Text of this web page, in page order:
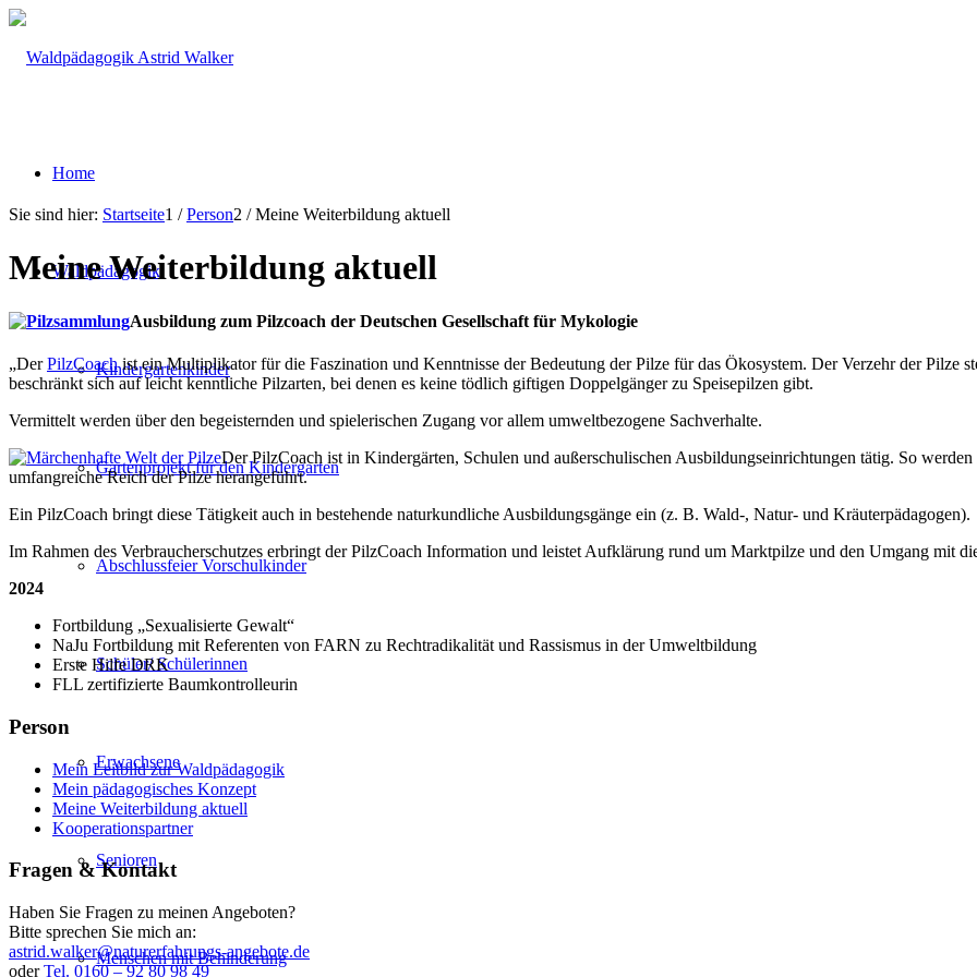
Home
Waldpädagogik
Kindergartenkinder
Gartenprojekt für den Kindergarten
Abschlussfeier Vorschulkinder
Schüler/ Schülerinnen
Erwachsene
Senioren
Menschen mit Behinderung
Sie sind hier: Startseite1 / Person2 / Meine Weiterbildung aktuell
Meine Weiterbildung aktuell
Ausbildung zum Pilzcoach der Deutschen Gesellschaft für Mykologie
„DerPilzCoachist ein Multiplikator für die Faszination und Kenntnisse der Bedeutung der Pilze für das Ökosystem. Der Verzehr der Pilze
beschränkt sich auf leicht kenntliche Pilzarten, bei denen es keine tödlich giftigen Doppelgänger zu Speisepilzen gibt.
Vermittelt werden über den begeisternden und spielerischen Zugang vor allem umweltbezogene Sachverhalte.
Der PilzCoach ist in Kindergärten, Schulen und außerschulischen Ausbildungseinrichtungen tätig. So
umfangreiche Reich der Pilze herangeführt.
Ein PilzCoach bringt diese Tätigkeit auch in bestehende naturkundliche Ausbildungsgänge ein (z. B. Wald-, Natur- und Kräuterpädagogen).
Im Rahmen des Verbraucherschutzes erbringt der PilzCoach Information und leistet Aufklärung rund um Marktpilze und den Umgang mit
2024
Fortbildung „Sexualisierte Gewalt“
NaJu Fortbildung mit Referenten von FARN zu Rechtradikalität und Rassismus in der Umweltbildung
Erste Hilfe DRK
FLL zertifizierte Baumkontrolleurin
Person
Mein Leitbild zur Waldpädagogik
Mein pädagogisches Konzept
Meine Weiterbildung aktuell
Kooperationspartner
Fragen & Kontakt
Haben Sie Fragen zu meinen Angeboten?
Bitte sprechen Sie mich an:
astrid.walker@naturerfahrungs-angebote.de
oderTel. 0160 – 92 80 98 49